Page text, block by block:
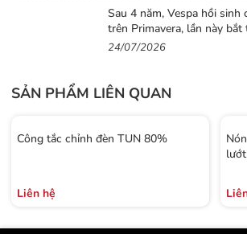
Sau 4 năm, Vespa hồi sinh
trên Primavera, lần này
hiệu thời trang Gigi
24/07/2026
SẢN PHẨM LIÊN QUAN
Công tắc chỉnh đèn TUN 80%
Liên hệ